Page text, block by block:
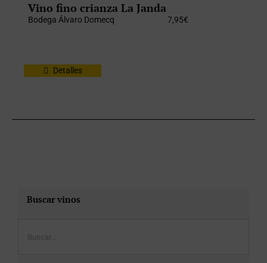
Vino fino crianza La Janda
Bodega Álvaro Domecq 7,95€
Detalles
Buscar vinos